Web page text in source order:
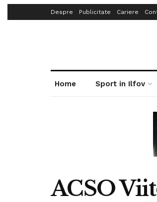
Despre Publicitate Cariere
Home Sport in Ilfov
ACSO